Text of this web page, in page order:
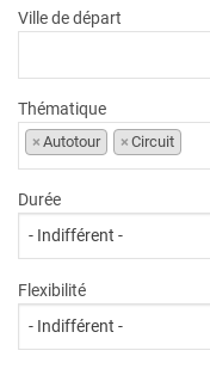
Ville de départ
Thématique
× Autotour × Circuit
Durée
Flexibilité